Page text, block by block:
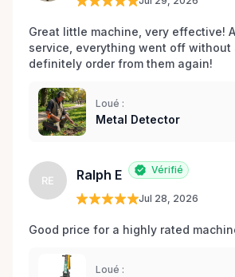
Great little machine, very effective!
service, everything went off without
definitely order from them again!
Loué :
Metal Detector
RE Ralph E Vérifié
Jul 28, 2026
Good price for a highly rated
Loué :